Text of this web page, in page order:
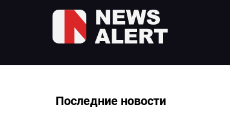
Последние новости